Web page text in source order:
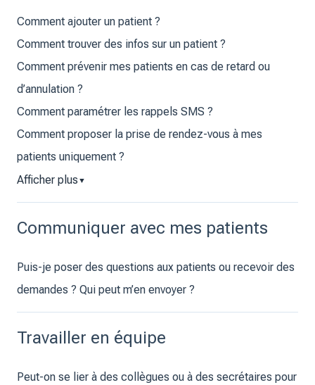
Comment ajouter un patient ?
Comment trouver des infos sur un patient ?
Comment prévenir mes patients en cas de retard ou
d’annulation ?
Comment paramétrer les rappels SMS ?
Comment proposer la prise de rendez-vous à mes
patients uniquement ?
Afficher plus ▼
Communiquer avec mes patients
Puis-je poser des questions aux patients ou recevoir des
demandes ? Qui peut m’en envoyer ?
Travailler en équipe
Peut-on se lier à des collègues ou à des secrétaires pour